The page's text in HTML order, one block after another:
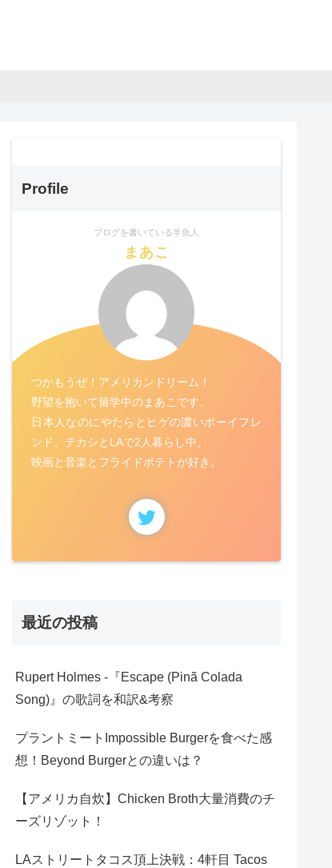
Profile
ブログを書いている半魚人
まあこ
つかもうぜ！アメリカンドリーム！
野望を抱いて留学中のまあこです。
日本人なのにやたらとヒゲの濃いボーイフレ
ンド、テカシとLAで2人暮らし中。
映画と音楽とフライドポテトが好き。
最近の投稿
Rupert Holmes -『Escape (Pinã Colada
Song)』の歌詞を和訳&考察
プラントミートImpossible Burgerを食べた感
想！Beyond Burgerとの違いは？
【アメリカ自炊】Chicken Broth大量消費のチ
ーズリゾット！
LAストリートタコス頂上決戦：4軒目 Tacos